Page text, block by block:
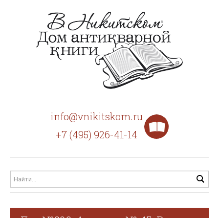
info@vnikitskom.ru
+7 (495) 926-41-14